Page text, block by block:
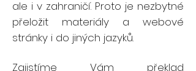
ale i v zahraničí. Proto je nezbytné
přeložit materiály a webové
stránky i do jiných jazyků.
Zajistíme Vám překlad